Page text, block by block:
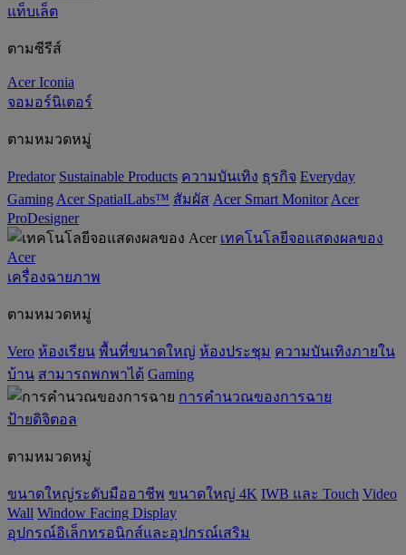
แท็บเล็ต
ตามซีรีส์
Acer Iconia
จอมอร์นิเตอร์
ตามหมวดหมู่
Predator ‌Sustainable Products ความบันเทิง ธุรกิจ Everyday
Gaming Acer SpatialLabs™ สัมผัส Acer Smart Monitor Acer
ProDesigner
เทคโนโลยีจอแสดงผลของ
Acer
เครื่องฉายภาพ
ตามหมวดหมู่
Vero ห้องเรียน พื้นที่ขนาดใหญ่ ห้องประชุม ความบันเทิงภายใน
บ้าน สามารถพกพาได้ Gaming
การคำนวณของการฉาย
ป้ายดิจิตอล
ตามหมวดหมู่
ขนาดใหญ่ระดับมืออาชีพ ขนาดใหญ่ 4K IWB และ Touch Video
Wall Window Facing Display
อุปกรณ์อิเล็กทรอนิกส์และอุปกรณ์เสริม